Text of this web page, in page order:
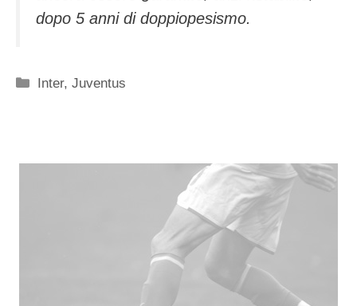
dopo 5 anni di doppiopesismo.
Categorie
Inter,Juventus